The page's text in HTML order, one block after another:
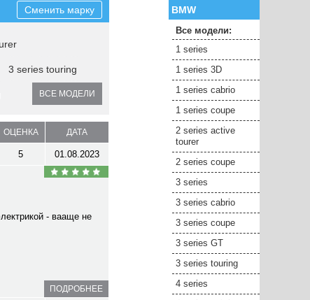
Сменить марку
3 series touring
ВСЕ МОДЕЛИ
ОЦЕНКА ДАТА
5 01.08.2023
- вааще не
ПОДРОБНЕЕ
BMW
Все модели:
1 series
1 series 3D
1 series cabrio
1 series coupe
2 series active
tourer
2 series coupe
3 series
3 series cabrio
3 series coupe
3 series GT
3 series touring
4 series